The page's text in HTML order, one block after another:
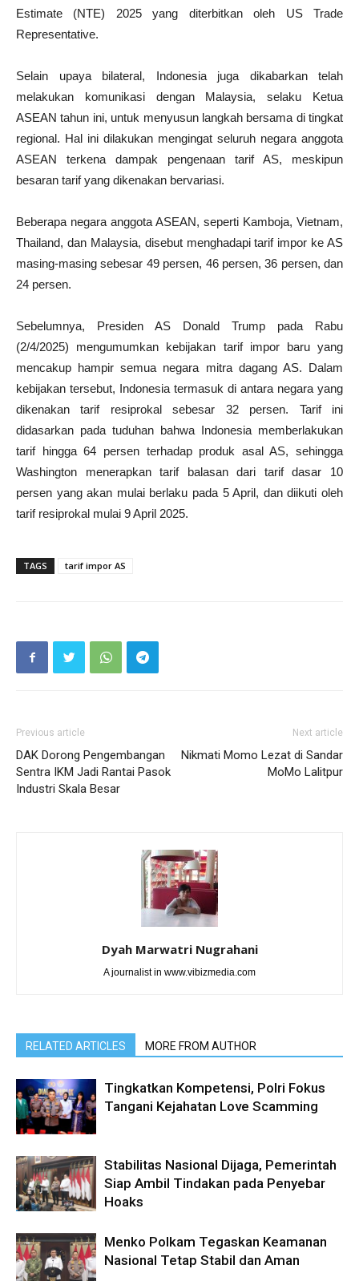
Estimate (NTE) 2025 yang diterbitkan oleh US Trade
Representative.
Selain upaya bilateral, Indonesia juga dikabarkan telah
melakukan komunikasi dengan Malaysia, selaku Ketua
ASEAN tahun ini, untuk menyusun langkah bersama di tingkat
regional. Hal ini dilakukan mengingat seluruh negara anggota
ASEAN terkena dampak pengenaan tarif AS, meskipun
besaran tarif yang dikenakan bervariasi.
Beberapa negara anggota ASEAN, seperti Kamboja, Vietnam,
Thailand, dan Malaysia, disebut menghadapi tarif impor ke AS
masing-masing sebesar 49 persen, 46 persen, 36 persen, dan
24 persen.
Sebelumnya, Presiden AS Donald Trump pada Rabu
(2/4/2025) mengumumkan kebijakan tarif impor baru yang
mencakup hampir semua negara mitra dagang AS. Dalam
kebijakan tersebut, Indonesia termasuk di antara negara yang
dikenakan tarif resiprokal sebesar 32 persen. Tarif ini
didasarkan pada tuduhan bahwa Indonesia memberlakukan
tarif hingga 64 persen terhadap produk asal AS, sehingga
Washington menerapkan tarif balasan dari tarif dasar 10
persen yang akan mulai berlaku pada 5 April, dan diikuti oleh
tarif resiprokal mulai 9 April 2025.
TAGS tarif impor AS
Previous article
DAK Dorong Pengembangan
Sentra IKM Jadi Rantai Pasok
Industri Skala Besar
Next article
Nikmati Momo Lezat di Sandar
MoMo Lalitpur
Dyah Marwatri Nugrahani
A journalist in www.vibizmedia.com
RELATED ARTICLES MORE FROM AUTHOR
Tingkatkan Kompetensi, Polri Fokus
Tangani Kejahatan Love Scamming
Stabilitas Nasional Dijaga, Pemerintah
Siap Ambil Tindakan pada Penyebar
Hoaks
Menko Polkam Tegaskan Keamanan
Nasional Tetap Stabil dan Aman